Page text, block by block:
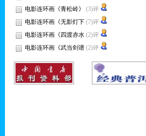
电影连环画《青松岭》
(3)评
电影连环画《无影灯下 (7)评
电影连环画《四渡赤水 (2)评
电影连环画《武当剑谱 (2)评